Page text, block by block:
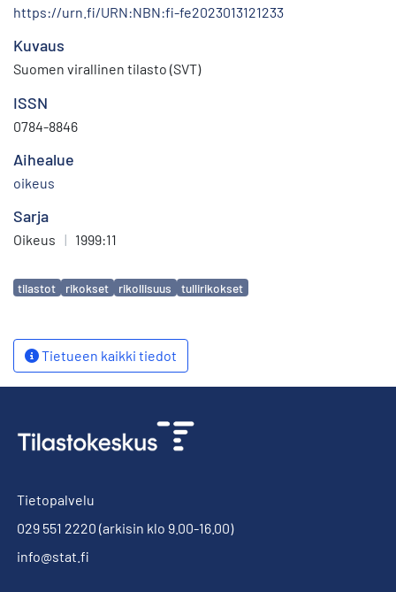
https://urn.fi/URN:NBN:fi-fe2023013121233
Kuvaus
Suomen virallinen tilasto (SVT)
ISSN
0784-8846
Aihealue
oikeus
Sarja
Oikeus | 1999:11
Avainsanat
tilastot rikokset rikollisuus tullirikokset
Tietueen kaikki tiedot
Tietopalvelu
029 551 2220 (arkisin klo 9.00-16.00)
info@stat.fi